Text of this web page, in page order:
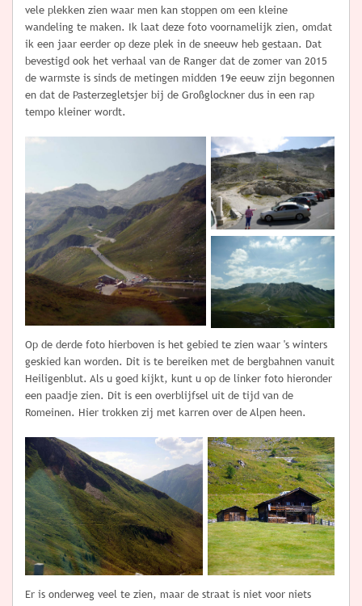
vele plekken zien waar men kan stoppen om een kleine
wandeling te maken. Ik laat deze foto voornamelijk zien, omdat
ik een jaar eerder op deze plek in de sneeuw heb gestaan. Dat
bevestigd ook het verhaal van de Ranger dat de zomer van 2015
de warmste is sinds de metingen midden 19e eeuw zijn begonnen
en dat de Pasterzegletsjer bij de Großglockner dus in een rap
tempo kleiner wordt.
Op de derde foto hierboven is het gebied te zien waar 's winters
geskied kan worden. Dit is te bereiken met de bergbahnen vanuit
Heiligenblut. Als u goed kijkt, kunt u op de linker foto hieronder
een paadje zien. Dit is een overblijfsel uit de tijd van de
Romeinen. Hier trokken zij met karren over de Alpen heen.
Er is onderweg veel te zien, maar de straat is niet voor niets